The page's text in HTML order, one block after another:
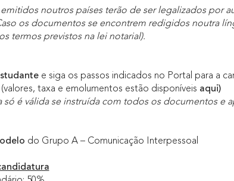
noutros países terão de ser legalizados por
os documentos se encontrem redigidos noutra
termos previstos na lei notarial).
e siga os passos indicados no Portal para a
taxa e emolumentos estão disponíveis aqui)
só é válida se instruída com todos os documentos e
do Grupo A – Comunicação Interpessoal